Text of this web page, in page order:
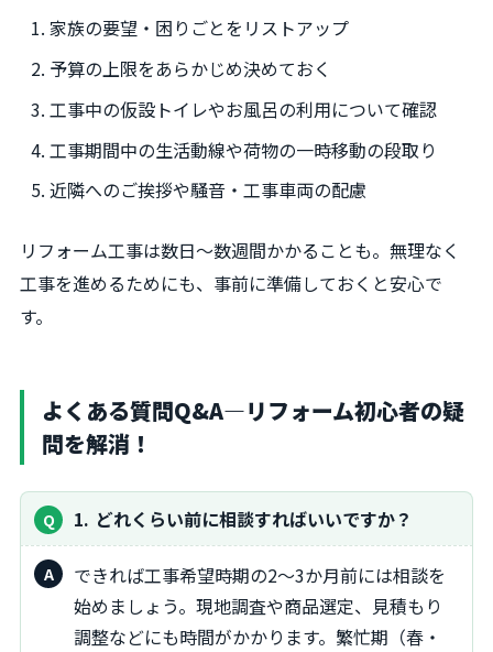
家族の要望・困りごとをリストアップ
予算の上限をあらかじめ決めておく
工事中の仮設トイレやお風呂の利用について確認
工事期間中の生活動線や荷物の一時移動の段取り
近隣へのご挨拶や騒音・工事車両の配慮
リフォーム工事は数日～数週間かかることも。無理なく
工事を進めるためにも、事前に準備しておくと安心で
す。
よくある質問Q&A―リフォーム初心者の疑
問を解消！
1 どれくらい前に相談すればいいですか？
できれば工事希望時期の2～3か月前には相談を
始めましょう。現地調査や商品選定、見積もり
調整などにも時間がかかります。繁忙期（春・